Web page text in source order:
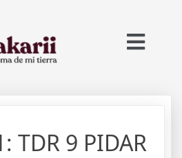
TDR 9 PIDAR